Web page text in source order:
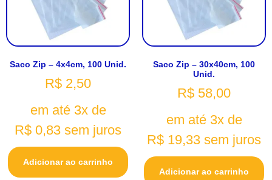
Saco Zip – 4x4cm, 100 Unid.
R$ 2,50
em até 3x de
R$ 0,83 sem juros
Adicionar ao carrinho
Saco Zip – 30x40cm, 100
Unid.
R$ 58,00
em até 3x de
R$ 19,33 sem juros
Adicionar ao carrinho